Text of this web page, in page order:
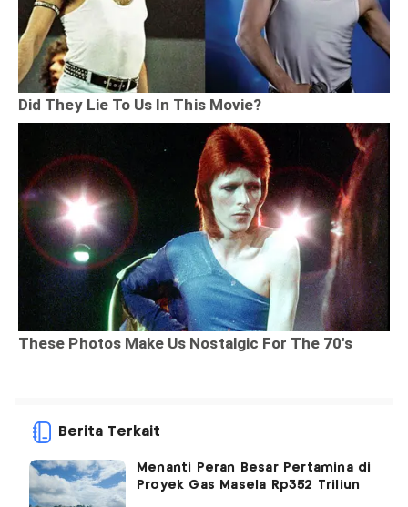
Berita Terkait
Menanti Peran Besar Pertamina di
Proyek Gas Masela Rp352 Triliun